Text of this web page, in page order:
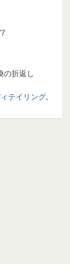
の折返し
テイリング,